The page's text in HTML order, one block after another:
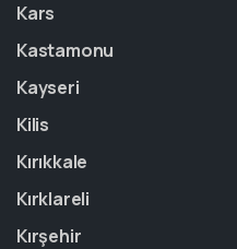
Kars
Kastamonu
Kayseri
Kilis
Kırıkkale
Kırklareli
Kırşehir